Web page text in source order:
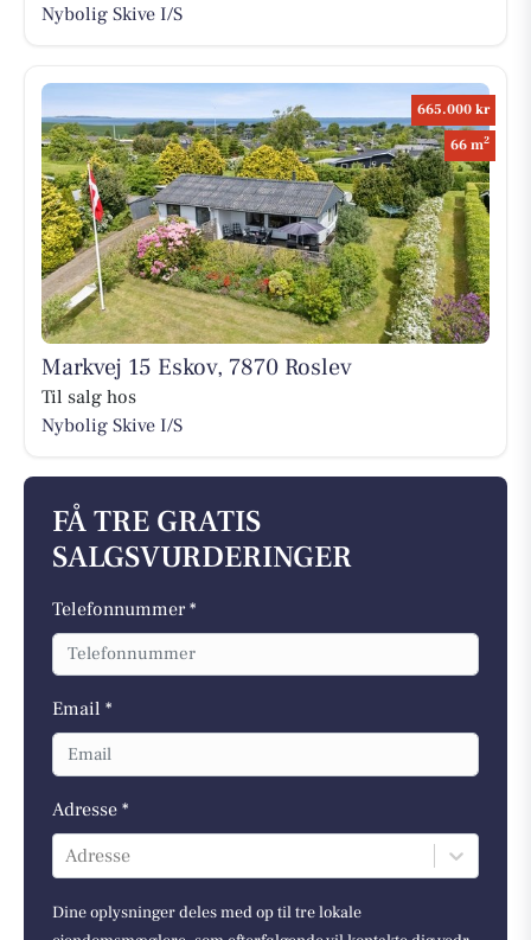
Nybolig Skive I/S
665.000 kr
66 m2
Markvej 15 Eskov, 7870 Roslev
Til salg hos
Nybolig Skive I/S
FÅ TRE GRATIS
SALGSVURDERINGER
Telefonnummer *
Email *
Adresse *
Adresse
Dine oplysninger deles med op til tre lokale